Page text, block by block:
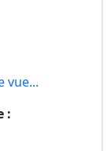
vue...
: